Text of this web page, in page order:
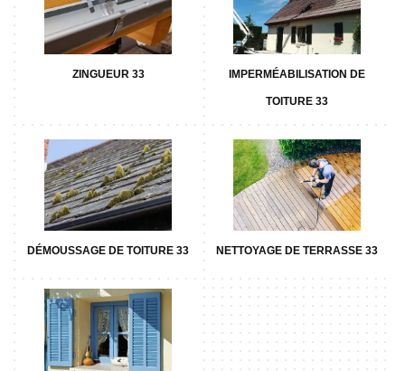
ZINGUEUR 33 IMPERMÉABILISATION DE
TOITURE 33
DÉMOUSSAGE DE TOITURE 33 NETTOYAGE DE TERRASSE 33